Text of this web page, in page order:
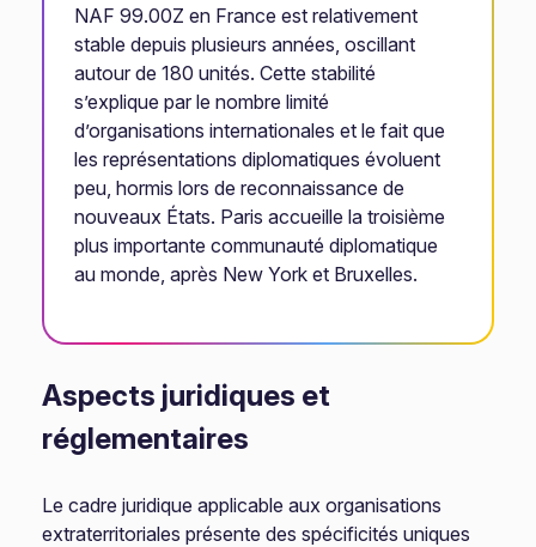
NAF 99.00Z en France est relativement
stable depuis plusieurs années, oscillant
autour de 180 unités. Cette stabilité
s’explique par le nombre limité
d’organisations internationales et le fait que
les représentations diplomatiques évoluent
peu, hormis lors de reconnaissance de
nouveaux États. Paris accueille la troisième
plus importante communauté diplomatique
au monde, après New York et Bruxelles.
Aspects juridiques et
réglementaires
Le cadre juridique applicable aux organisations
extraterritoriales présente des spécificités uniques